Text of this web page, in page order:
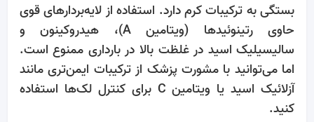
بستگی به ترکیبات کرم دارد. استفاده از لایه‌بردارهای قوی
حاوی رتینوئیدها (ویتامین A)، هیدروکینون و
سالیسیلیک اسید در غلظت بالا در بارداری ممنوع است.
اما می‌توانید با مشورت پزشک از ترکیبات ایمن‌تری مانند
آزلائیک اسید یا ویتامین C برای کنترل لک‌ها استفاده
کنید.